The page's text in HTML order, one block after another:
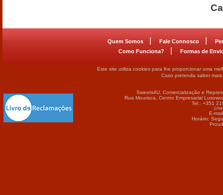
Quem Somos Fale Connosco
Como Funciona?
Formas de
Este site utiliza cookies para lhe proporcionar uma
Caso pretenda saber
Sweets4U, Comercialização e
Rua Mourisca, Centro Empresarial
Tel.: +351
E-
Horário: